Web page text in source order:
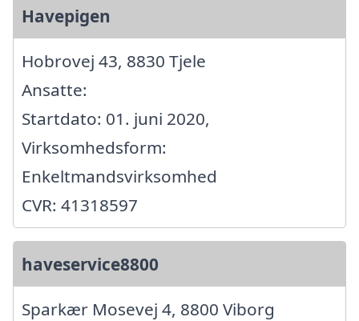
Havepigen
Hobrovej 43, 8830 Tjele
Ansatte:
Startdato: 01. juni 2020,
Virksomhedsform:
Enkeltmandsvirksomhed
CVR: 41318597
haveservice8800
Sparkær Mosevej 4, 8800 Viborg